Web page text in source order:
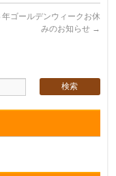
年ゴールデンウィークお休
みのお知らせ →